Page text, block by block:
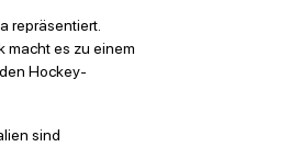
repräsentiert.
macht es zu einem
Hockey-
sind